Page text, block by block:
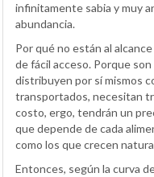
infinitamente sabia y muy
abundancia.
Por qué no están al
de fácil acceso. Porque
distribuyen por sí mismos
transportados, necesitan
costo, ergo, tendrán un
que depende de cada
como los que crecen
Entonces, según la curva